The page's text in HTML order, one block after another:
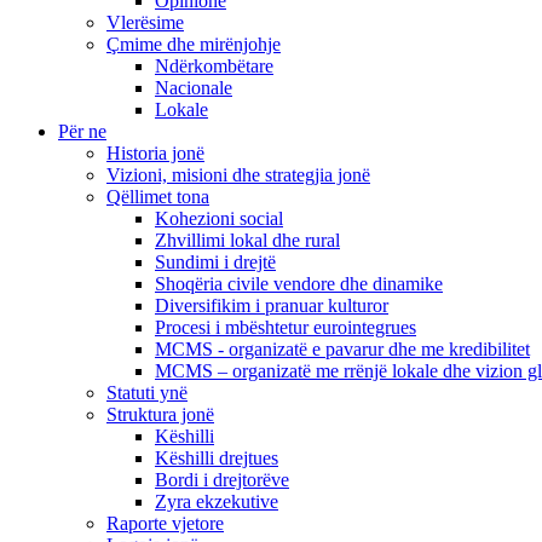
Vlerësime
Çmime dhe mirënjohje
Ndërkombëtare
Nacionale
Lokale
Për ne
Historia jonë
Vizioni, misioni dhe strategjia jonë
Qëllimet tona
Kohezioni social
Zhvillimi lokal dhe rural
Sundimi i drejtë
Shoqëria civile vendore dhe dinamike
Diversifikim i pranuar kulturor
Procesi i mbështetur eurointegrues
MCMS - organizatë e pavarur dhe me kredibilitet
MCMS – organizatë me rrënjë lokale dhe vizion
Statuti ynë
Struktura jonë
Këshilli
Këshilli drejtues
Bordi i drejtorëve
Zyra ekzekutive
Raporte vjetore